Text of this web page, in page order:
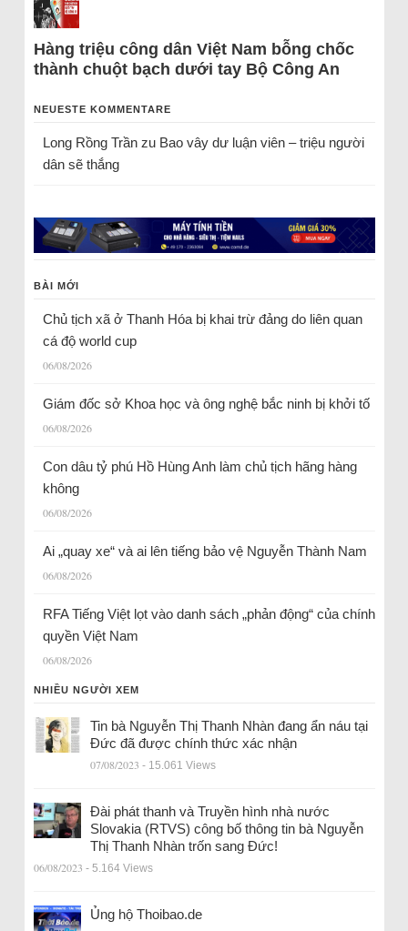
Hàng triệu công dân Việt Nam bỗng chốc
thành chuột bạch dưới tay Bộ Công An
NEUESTE KOMMENTARE
Long Rồng Trầnzu Bao vây dư luận viên – triệu người
dân sẽ thắng
BÀI MỚI
Chủ tịch xã ở Thanh Hóa bị khai trừ đảng do liên quan
cá độ world cup
06/08/2026
Giám đốc sở Khoa học và ông nghệ bắc ninh bị khởi tố
06/08/2026
Con dâu tỷ phú Hồ Hùng Anh làm chủ tịch hãng hàng
không
06/08/2026
Ai „quay xe“ và ai lên tiếng bảo vệ Nguyễn Thành Nam
06/08/2026
RFA Tiếng Việt lọt vào danh sách „phản động“ của chính
quyền Việt Nam
06/08/2026
NHIỀU NGƯỜI XEM
Tin bà Nguyễn Thị Thanh Nhàn đang ẩn náu tại
Đức đã được chính thức xác nhận
07/08/2023 - 15.061 Views
Đài phát thanh và Truyền hình nhà nước
Slovakia (RTVS) công bố thông tin bà Nguyễn
Thị Thanh Nhàn trốn sang Đức!
06/08/2023 - 5.164 Views
Ủng hộ Thoibao.de